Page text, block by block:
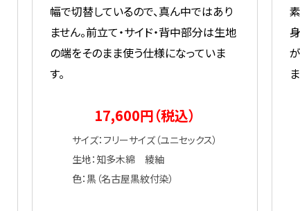
幅で切替しているので、真ん中ではあり
ません。前立て・サイド・背中部分は生地
の端をそのまま使う仕様になっていま
す。
17,600円（税込）
サイズ：フリーサイズ（ユニセックス）
生地：知多木綿 綾紬
色：黒（名古屋黒紋付染）